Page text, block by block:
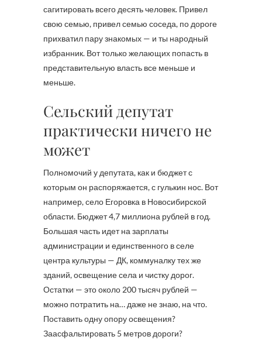
сагитировать всего десять человек. Привел
свою семью, привел семью соседа, по дороге
прихватил пару знакомых — и ты народный
избранник. Вот только желающих попасть в
представительную власть все меньше и
меньше.
Сельский депутат
практически ничего не
может
Полномочий у депутата, как и бюджет с
которым он распоряжается, с гулькин нос. Вот
например, село Егоровка в Новосибирской
области. Бюджет 4,7 миллиона рублей в год.
Большая часть идет на зарплаты
администрации и единственного в селе
центра культуры — ДК, коммуналку тех же
зданий, освещение села и чистку дорог.
Остатки — это около 200 тысяч рублей —
можно потратить на… даже не знаю, на что.
Поставить одну опору освещения?
Заасфальтировать 5 метров дороги?